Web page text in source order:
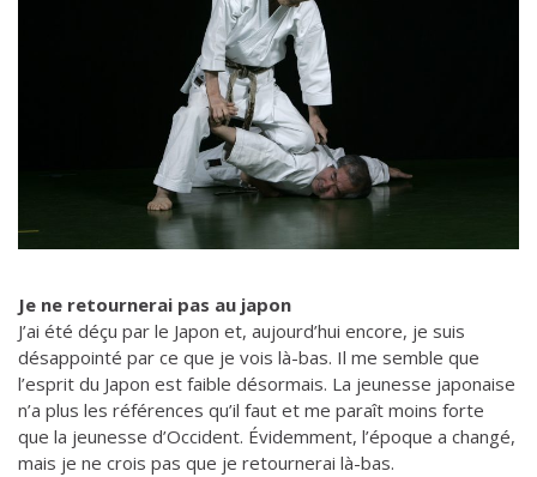
Je ne retournerai pas au japon
J’ai été déçu par le Japon et, aujourd’hui encore, je suis
désappointé par ce que je vois là-bas. Il me semble que
l’esprit du Japon est faible désormais. La jeunesse japonaise
n’a plus les références qu’il faut et me paraît moins forte
que la jeunesse d’Occident. Évidemment, l’époque a changé,
mais je ne crois pas que je retournerai là-bas.